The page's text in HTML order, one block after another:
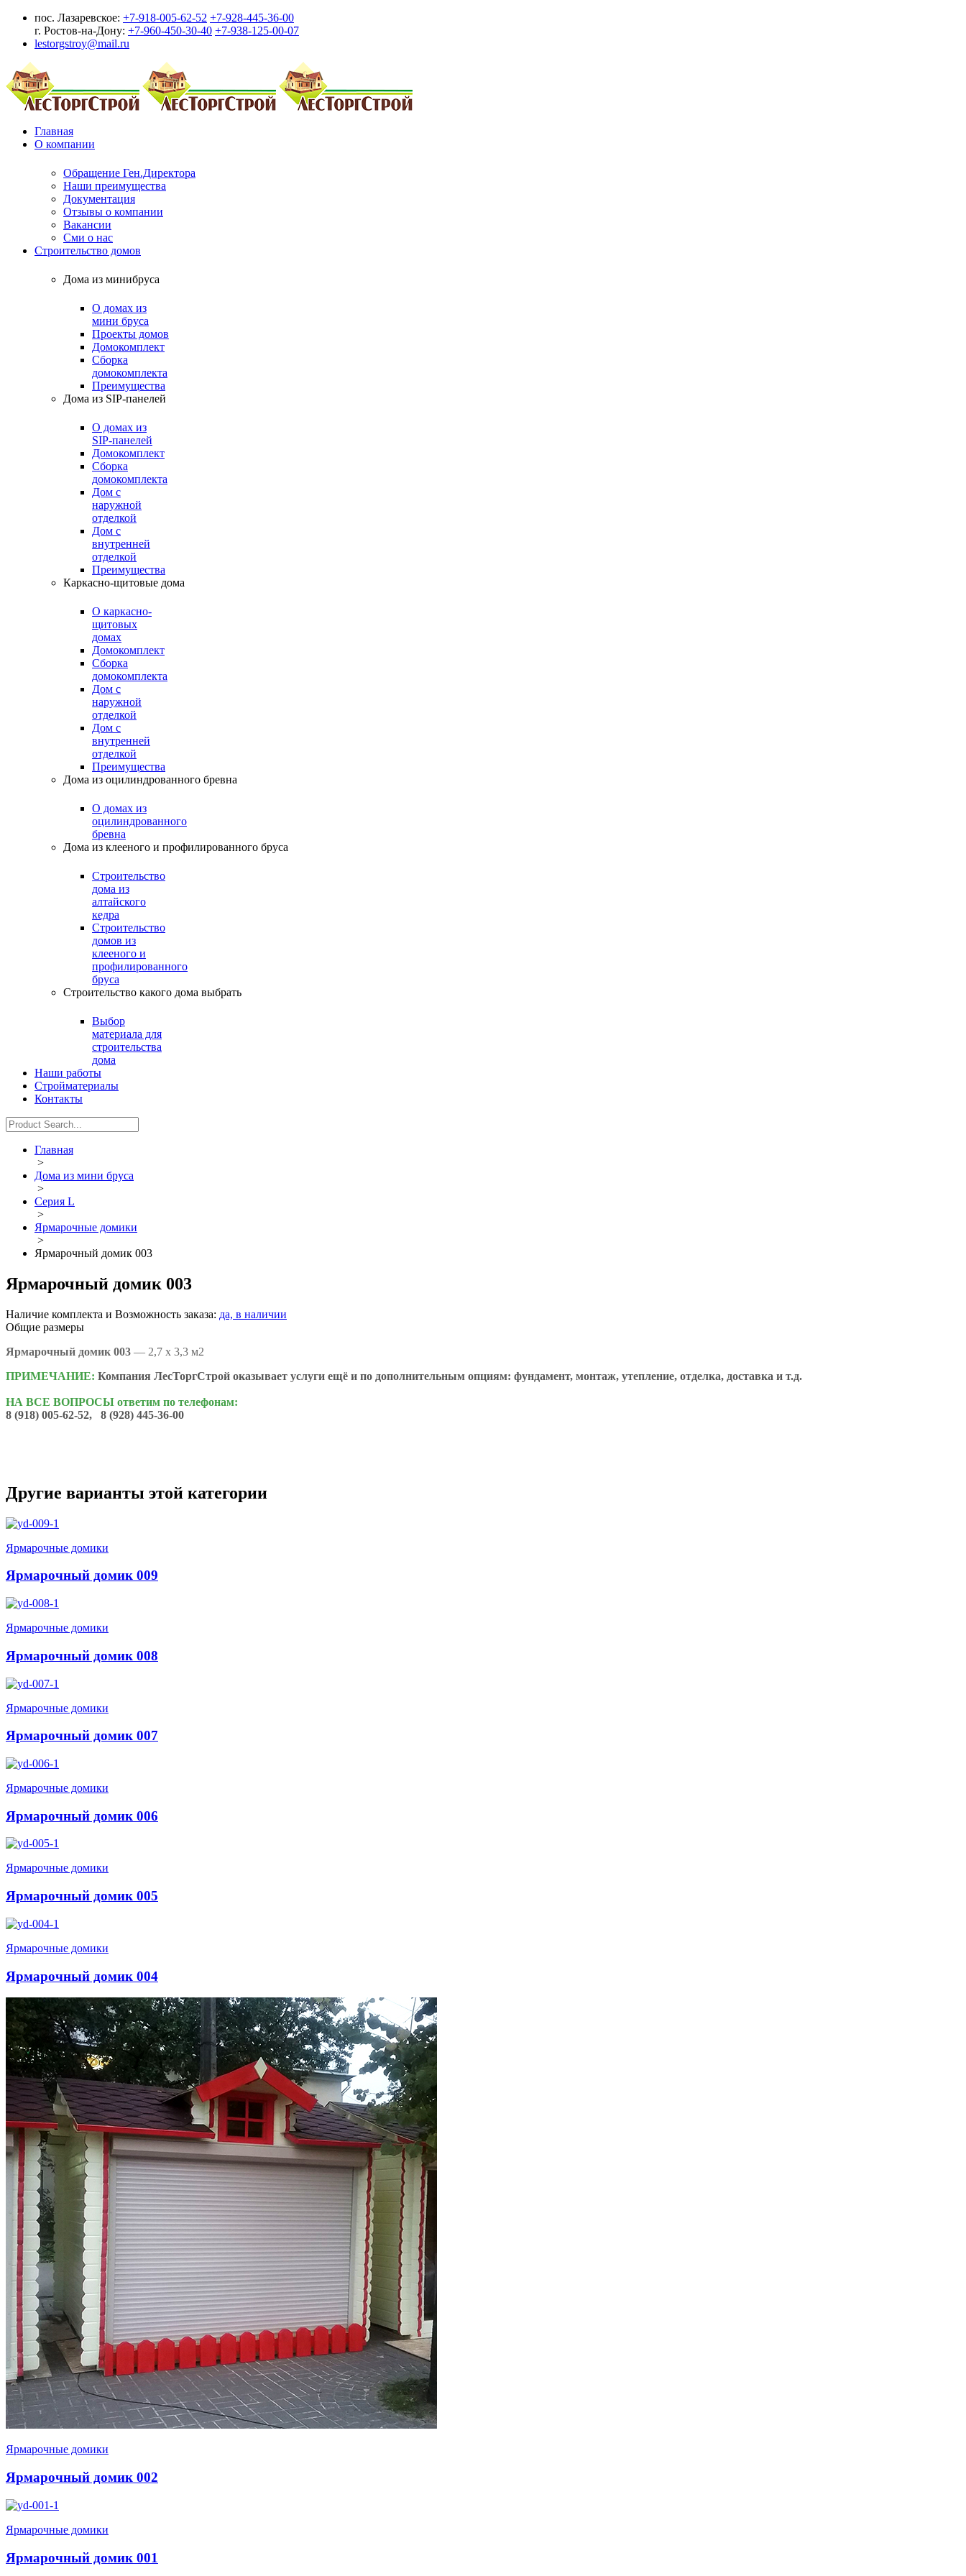
пос. Лазаревское: +7-918-005-62-52 +7-928-445-36-00
г. Ростов-на-Дону: +7-960-450-30-40 +7-938-125-00-07
lestorgstroy@mail.ru
Главная
О компании
Обращение Ген.Директора
Наши преимущества
Документация
Отзывы о компании
Вакансии
Сми о нас
Строительство домов
Дома из минибруса
О домах из
мини бруса
Проекты домов
Домокомплект
Сборка
домокомплекта
Преимущества
Дома из SIP-панелей
О домах из
SIP-панелей
Домокомплект
Сборка
домокомплекта
Дом с
наружной
отделкой
Дом с
внутренней
отделкой
Преимущества
Каркасно-щитовые дома
О каркасно-
щитовых
домах
Домокомплект
Сборка
домокомплекта
Дом с
наружной
отделкой
Дом с
внутренней
отделкой
Преимущества
Дома из оцилиндрованного бревна
О домах из
оцилиндрованного
бревна
Дома из клееного и профилированного бруса
Строительство
дома из
алтайского
кедра
Строительство
домов из
клееного и
профилированного
бруса
Строительство какого дома выбрать
Выбор
материала для
строительства
дома
Наши работы
Стройматериалы
Контакты
Главная
>
Дома из мини бруса
>
Серия L
>
Ярмарочные домики
>
Ярмарочный домик 003
Ярмарочный домик 003
Наличие комплекта и Возможность заказа: да, в наличии
Общие размеры
Ярмарочный домик 003 — 2,7 х 3,3 м2
ПРИМЕЧАНИЕ: Компания ЛесТоргСтрой оказывает услуги ещё и по дополнительным опциям: фундамент, монтаж, утепление, отделка, доставка и т.д.
НА ВСЕ ВОПРОСЫ ответим по телефонам:
8 (918) 005-62-52, 8 (928) 445-36-00
Другие варианты этой категории
Ярмарочные домики
Ярмарочный домик 009
Ярмарочные домики
Ярмарочный домик 008
Ярмарочные домики
Ярмарочный домик 007
Ярмарочные домики
Ярмарочный домик 006
Ярмарочные домики
Ярмарочный домик 005
Ярмарочные домики
Ярмарочный домик 004
Ярмарочные домики
Ярмарочный домик 002
Ярмарочные домики
Ярмарочный домик 001